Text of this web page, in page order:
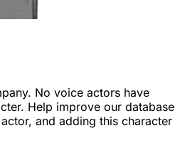
No voice actors have
Help improve our database
and adding this character